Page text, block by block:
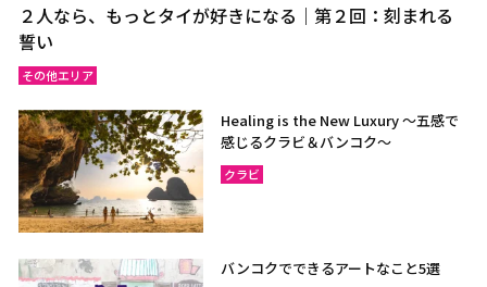
２人なら、もっとタイが好きになる｜第２回：刻まれる
誓い
その他エリア
Healing is the New Luxury ～五感で
感じるクラビ＆バンコク～
クラビ
バンコクでできるアートなこと5選